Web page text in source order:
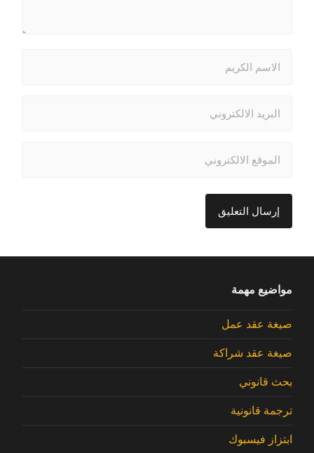
مواضيع مهمة
صيغة عقد عمل
صيغة عقد شراكة
بحث قانوني
ترجمة قانونية
ابتزاز فيسبوك